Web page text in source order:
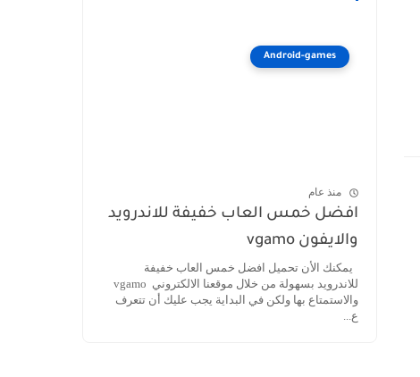
Android-games
منذ عام
افضل خمس العاب خفيفة للاندرويد
والايفون vgamo
يمكنك الأن تحميل افضل خمس العاب خفيفة
للاندرويد بسهولة من خلال موقعنا الالكتروني vgamo
والاستمتاع بها ولكن في البداية يجب عليك أن تتعرف
ع...